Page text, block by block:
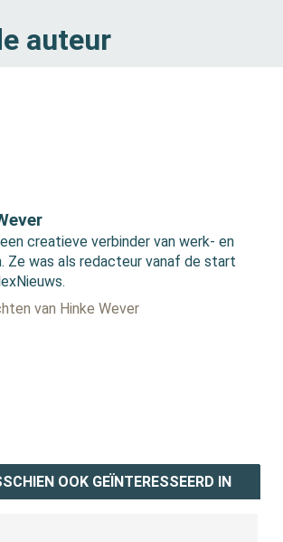
auteur
creatieve verbinder van werk- en
Ze was als redacteur vanaf de start
van Hinke Wever
OOK GEÏNTERESSEERD IN